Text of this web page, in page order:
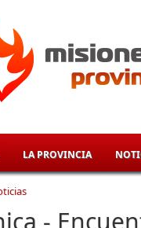
LA PROVINCIA
usted aquí
-